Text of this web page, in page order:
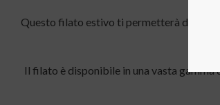
Questo filato estivo ti permetterà di
Il filato è disponibile in una vasta